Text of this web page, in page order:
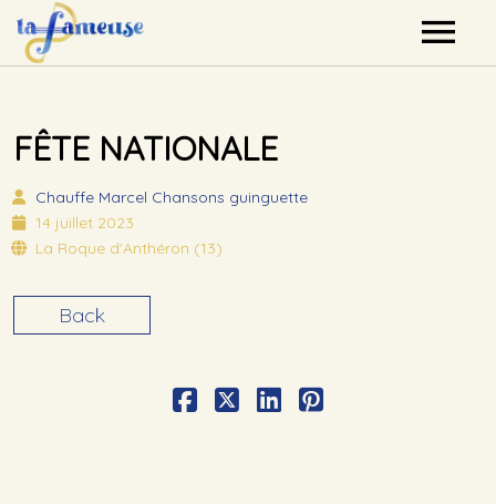
Agenda
Label
FÊTE NATIONALE
Chauffe Marcel Chansons guinguette
14 juillet 2023
La Roque d'Anthéron (13)
Back